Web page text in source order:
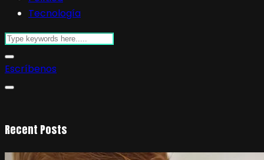
Tecnología
Escríbenos
Recent Posts